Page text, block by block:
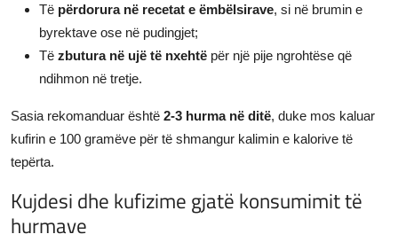
Të përdorura në recetat e ëmbëlsirave, si në brumin e
byrektave ose në pudingjet;
Të zbutura në ujë të nxehtë për një pije ngrohtëse që
ndihmon në tretje.
Sasia rekomanduar është 2-3 hurma në ditë, duke mos kaluar
kufirin e 100 gramëve për të shmangur kalimin e kalorive të
tepërta.
Kujdesi dhe kufizime gjatë konsumimit të
hurmave